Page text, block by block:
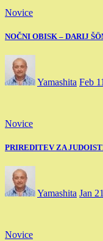
Novice
NOČNI OBISK – DARIJ
Yamashita Feb
Novice
PRIREDITEV ZA
Yamashita Jan
Novice